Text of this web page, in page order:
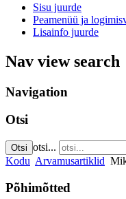
Sisu juurde
Peamenüü ja
Lisainfo juurde
Nav view search
Navigation
Otsi
Otsi otsi...
Kodu Arvamusartiklid
Põhimõtted